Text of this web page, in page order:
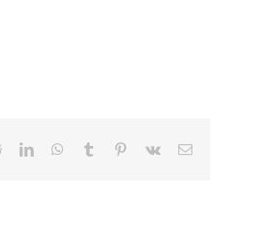
RedditLinkedInWhatsApp
Tumblr Pinterest
Vk
E-